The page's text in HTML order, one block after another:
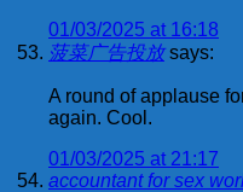
01/03/2025 at 16:18
菠菜广告投放 says:
A round of applause
again. Cool.
01/03/2025 at 21:17
accountant for sex